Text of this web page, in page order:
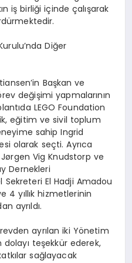
ın işbirliği içindeçalışarak
ürmektedir.
’nda Diğer
’in Başkan ve
rev değişimi yapmalarının
ıda LEGO Foundation
eğitim ve sivil toplum
sahip Ingrid
olarak seçti. Ayrıca
ørgen Vig Knudstorp ve
Dernekleri
Sekreteri El Hadji Amadou
4 yıllık hizmetlerinin
ayrıldı.
revden ayrılan iki Yönetim
dolayı teşekkür ederek,
ılar sağlayacak